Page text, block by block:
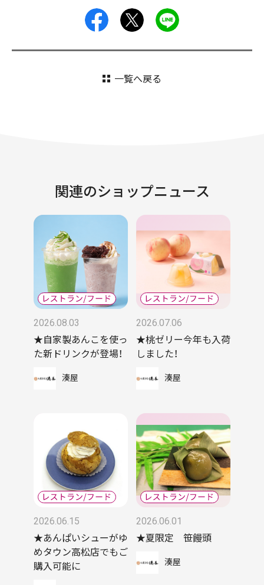
facebook
一覧へ戻る
関連のショップニュース
2026.08.03
★自家製あんこを使っ
た新ドリンクが登場！
湊屋
2026.07.06
★桃ゼリー今年も入荷
しました！
湊屋
2026.06.15
★あんぱいシューがゆ
めタウン高松店でもご
購入可能に
2026.06.01
★夏限定 笹饅頭
湊屋